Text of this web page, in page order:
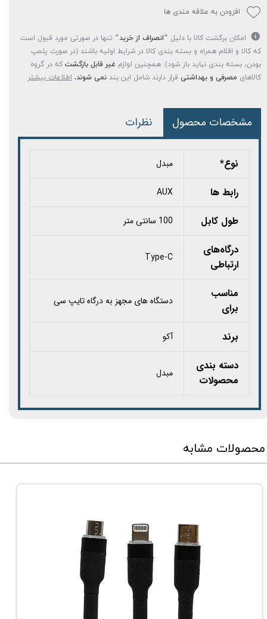
افزودن به علاقه مندی ها
امکان برگشت کالا با دلیل "انصراف از خرید" تنها در صورتی مورد قبول است
که کالا و اقلام همراه و بسته بندی کالا در شرایط اولیه باشند (در صورت پلمپ
بودن، بسته بندی نباید باز شود). همچنین لوازم غیر قابل بازگشت که در گروه
کالاهای مصرفی و بهداشتی قرار دارند شامل این بند نمی شوند. اطلاعات بیشتر
مشخصات محصول نظرات
نوع* مبدل
رابط ها AUX
طول کابل 100 سانتی متر
درگاه‌های
ارتباطی
Type-C
مناسب
برای
دستگاه های مجهز به درگاه تایپ سی
برند آکو
دسته بندی
محصولات
مبدل
محصولات مشابه